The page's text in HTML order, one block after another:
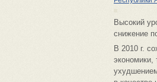
Высокий
снижение
В 2010 г.
экономики,